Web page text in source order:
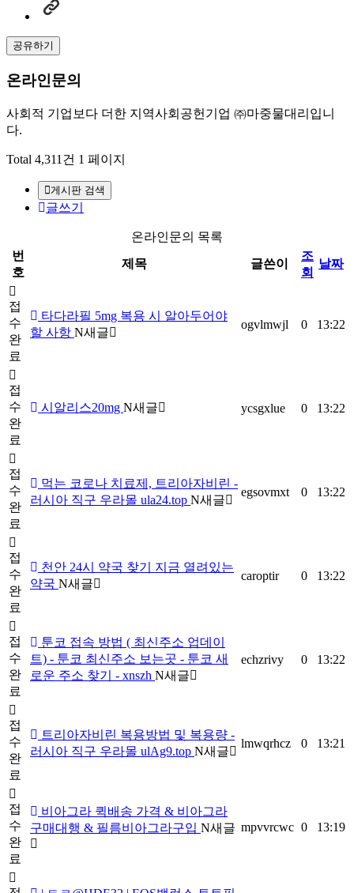
공유하기
온라인문의
사회적 기업보다 더한 지역사회공헌기업 ㈜마중물대리입니
다.
Total 4,311건 1 페이지
게시판 검색
글쓰기
온라인문의 목록
번
호
제목 글쓴이
조
회
날짜
접
수
완
료
타다라필 5mg 복용 시 알아두어야
할 사항 N새글
ogvlmwjl 0 13:22
접
수
완
료
시알리스20mg N새글 ycsgxlue 0 13:22
접
수
완
료
먹는 코로나 치료제, 트리아자비린 -
러시아 직구 우라몰 ula24.top N새글
egsovmxt 0 13:22
접
수
완
료
천안 24시 약국 찾기 지금 열려있는
약국 N새글
caroptir 0 13:22
접
수
완
료
툰코 접속 방법 ( 최신주소 업데이
트) - 툰코 최신주소 보는곳 - 툰코 새
로운 주소 찾기 - xnszh N새글
echzrivy 0 13:22
접
수
완
료
트리아자비린 복용방법 및 복용량 -
러시아 직구 우라몰 ulAg9.top N새글
lmwqrhcz 0 13:21
접
수
완
료
비­아그라 퀵배송 가격 & 비­아그라
구매대행 & 필름비­아그라구입 N새글 mpvvrcwc 0 13:19